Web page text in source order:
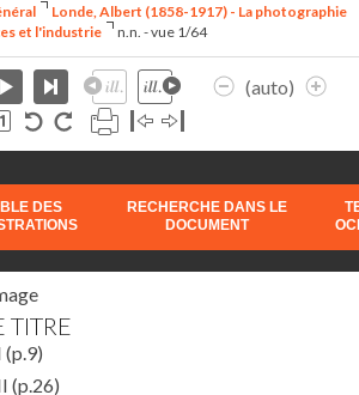
Londe, Albert (1858-1917) - La photographie
et l'industrie
n.n. - vue 1/64
(auto)
DES
RECHERCHE DANS LE
DOCUMENT
TITRE
(p.9)
(p.26)